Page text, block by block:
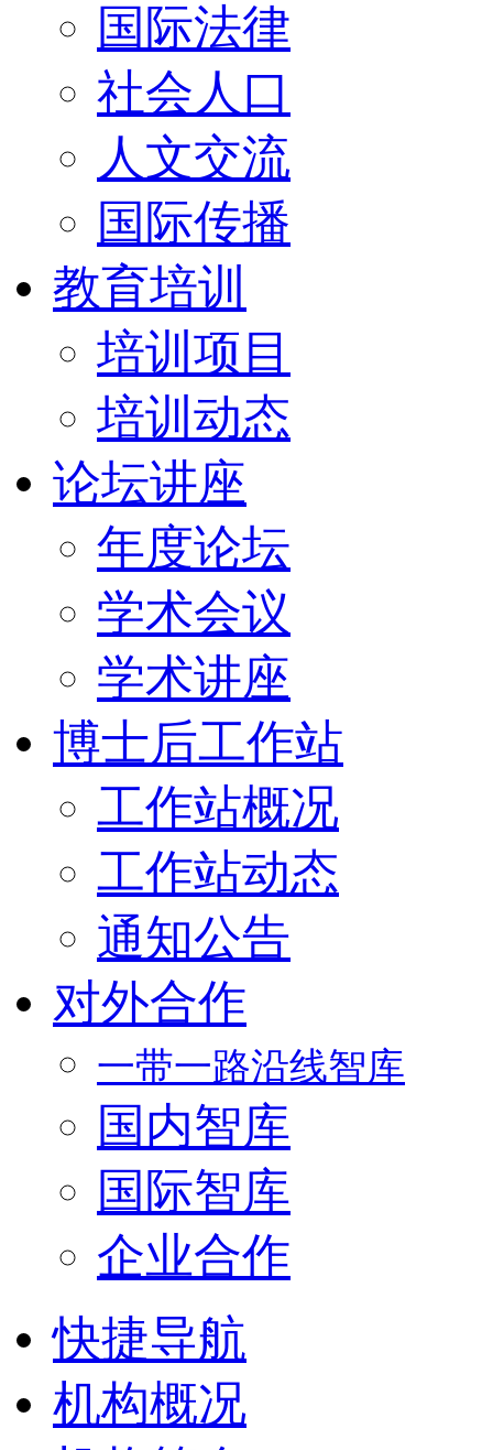
国际法律
社会人口
人文交流
国际传播
教育培训
培训项目
培训动态
论坛讲座
年度论坛
学术会议
学术讲座
博士后工作站
工作站概况
工作站动态
通知公告
对外合作
一带一路沿线智库
国内智库
国际智库
企业合作
快捷导航
机构概况